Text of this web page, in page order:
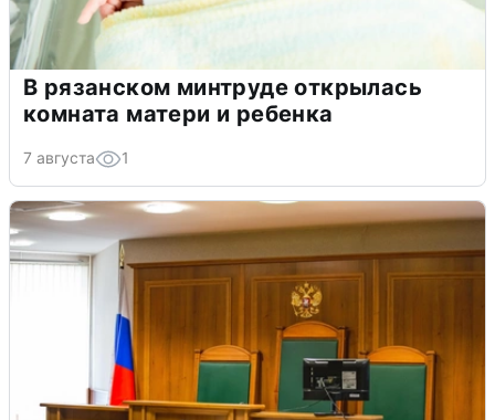
В рязанском минтруде открылась
комната матери и ребенка
7 августа 1